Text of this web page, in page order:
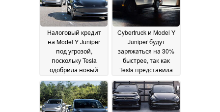
November 2024
Налоговый кредит
на Model Y Juniper
под угрозой,
поскольку Tesla
одобрила новый
правительственный
план по
прекращению
субсидирования EV
Cybertruck и Model Y
Juniper будут
заряжаться на 30%
быстрее, так как
Tesla представила
обновление 500 кВт
V4 Supercharger15
November 2024